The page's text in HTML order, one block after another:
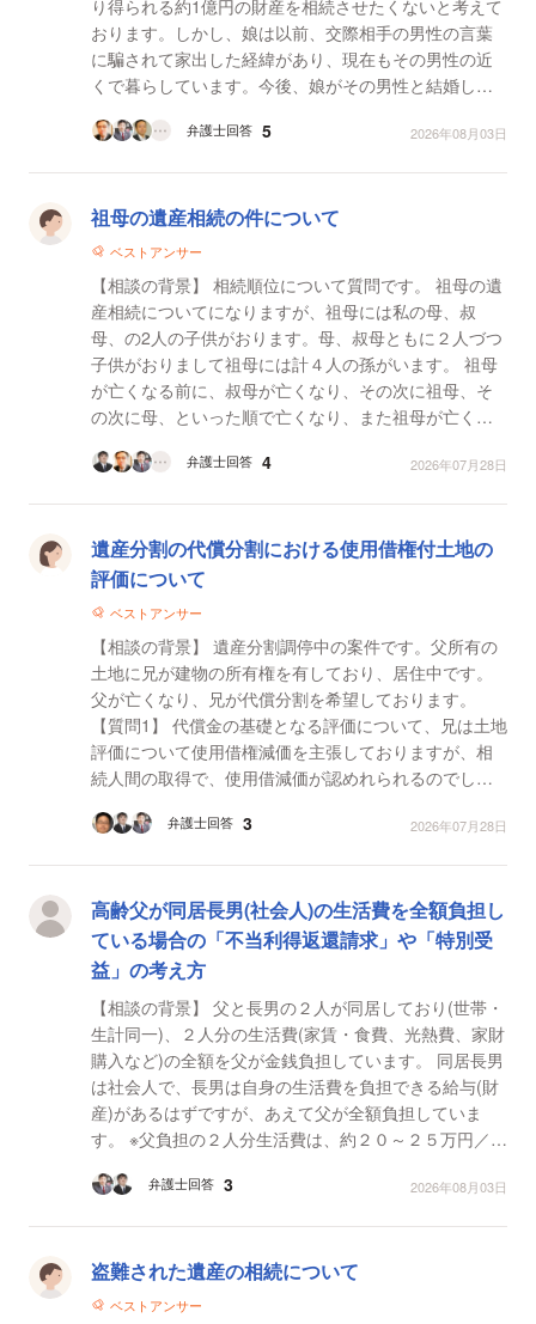
り得られる約1億円の財産を相続させたくないと考えて
おります。しかし、娘は以前、交際相手の男性の言葉
に騙されて家出した経緯があり、現在もその男性の近
くで暮らしています。今後、娘がその男性と結婚し、
いは相続...
弁護士回答 5 2026年08月03日
祖母の遺産相続の件について
ベストアンサー
【相談の背景】 相続順位について質問です。 祖母の遺
産相続についてになりますが、祖母には私の母、叔
母、の2人の子供がおります。母、叔母ともに２人づつ
子供がおりまして祖母には計４人の孫がいます。 祖母
が亡くなる前に、叔母が亡くなり、その次に祖母、そ
の次に母、といった順で亡くなり、また祖母が亡くな
ていま...
弁護士回答 4 2026年07月28日
遺産分割の代償分割における使用借権付土地の
評価について
ベストアンサー
【相談の背景】 遺産分割調停中の案件です。父所有の
土地に兄が建物の所有権を有しており、居住中です。
父が亡くなり、兄が代償分割を希望しております。
【質問1】 代償金の基礎となる評価について、兄は土地
評価について使用借権減価を主張しておりますが、相
続人間の取得で、使用借減価が認めれられるのでしょ
弁護士回答 3 2026年07月28日
高齢父が同居長男(社会人)の生活費を全額負担し
ている場合の「不当利得返還請求」や「特別受
益」の考え方
【相談の背景】 父と長男の２人が同居しており(世帯・
生計同一)、２人分の生活費(家賃・食費、光熱費、家財
購入など)の全額を父が金銭負担しています。 同居長男
は社会人で、長男は自身の生活費を負担できる給与(財
産)があるはずですが、あえて父が全額負担していま
す。 ※父負担の２人分生活費は、約２０～２５万円／月
弁護士回答 3 2026年08月03日
盗難された遺産の相続について
ベストアンサー